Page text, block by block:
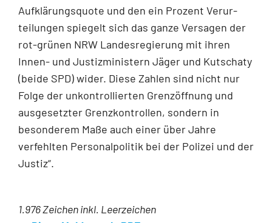
Aufklärungsquote und den ein Prozent Verur­
teilungen spiegelt sich das ganze Versagen der
rot-grünen NRW Landesregierung mit ih­ren
Innen- und Justizministern Jäger und Kutschaty
(beide SPD) wider. Diese Zahlen sind nicht nur
Folge der unkontrollierten Grenzöffnung und
ausgesetzter Grenzkontrollen, son­dern in
besonderem Maße auch einer über Jahre
verfehlten Personalpolitik bei der Polizei und der
Justiz“.
1.976 Zeichen inkl. Leerzeichen